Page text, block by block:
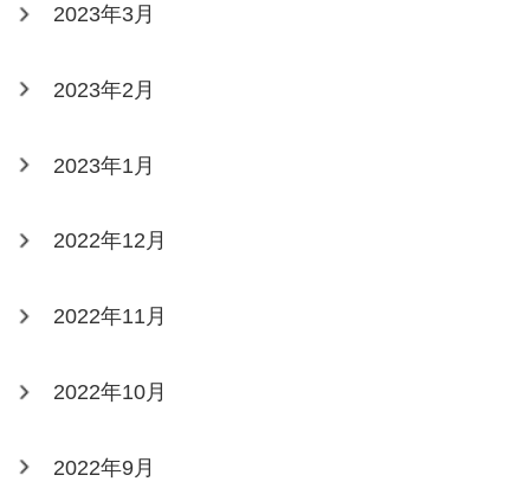
2023年3月
2023年2月
2023年1月
2022年12月
2022年11月
2022年10月
2022年9月